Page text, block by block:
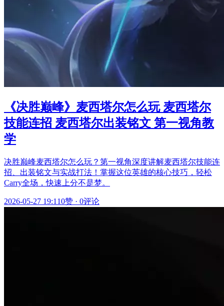
《决胜巅峰》麦西塔尔怎么玩 麦西塔尔
技能连招 麦西塔尔出装铭文 第一视角教
学
决胜巅峰麦西塔尔怎么玩？第一视角深度讲解麦西塔尔技能连
招、出装铭文与实战打法！掌握这位英雄的核心技巧，轻松
Carry全场，快速上分不是梦。
2026-05-27 19:110赞 · 0评论